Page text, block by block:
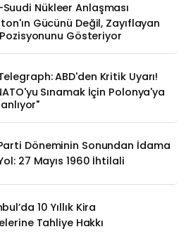
Nükleer Anlaşması
Gücünü Değil, Zayıflayan
Pozisyonunu Gösteriyor
ABD'den Kritik Uyarı!
Sınamak İçin Polonya'ya
Döneminin Sonundan İdama
27 Mayıs 1960 İhtilali
10 Yıllık Kira
Tahliye Hakkı